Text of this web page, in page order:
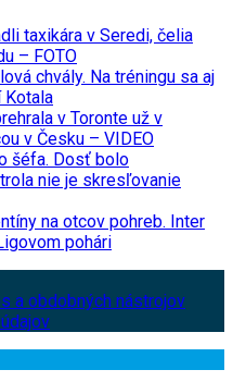
taxikára v Seredi, čelia
– FOTO
chvály. Na tréningu sa aj
Kotala
v Toronte už v
v Česku – VIDEO
šéfa. Dosť bolo
nie je skresľovanie
na otcov pohreb. Inter
pohári
a obdobných nástrojov